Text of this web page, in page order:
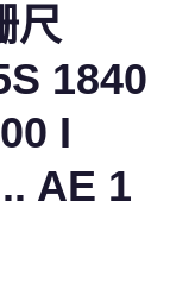
尺
1840
I
AE 1